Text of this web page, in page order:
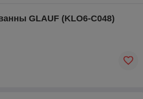
GLAUF (KLO6-C048)